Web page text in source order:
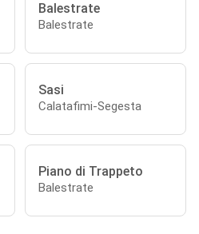
Balestrate
Balestrate
Sasi
Calatafimi-Segesta
Piano di Trappeto
Balestrate